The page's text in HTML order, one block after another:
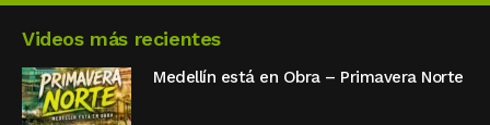
Videos más recientes
Medellín está en Obra – Primavera Norte